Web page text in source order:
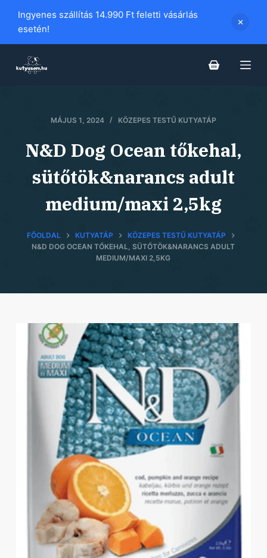
i
Ingyenes szállítás 14.990 Ft feletti vásárlás
esetén!
MÁJUS 1, 2024 KÖZEPES TESTŰ KUTYATÁP
N&D Dog Ocean tőkehal,
sütőtök&narancs adult
medium/maxi 2,5kg
FŐOLDAL KUTYATÁP
KÖZEPES TESTŰ KUTYATÁP
N&D DOG OCEAN TŐKEHAL, SÜTŐTÖK&NARANCS ADULT
MEDIUM/MAXI 2,5KG